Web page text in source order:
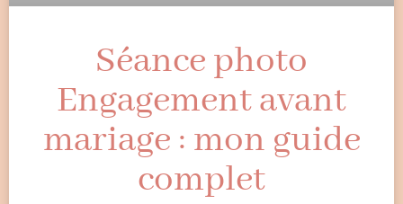
Séance photo
Engagement avant
mariage : mon guide
complet